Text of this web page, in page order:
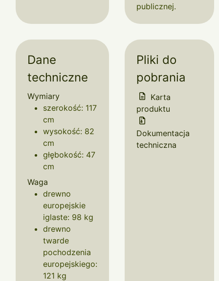
publicznej.
Dane
techniczne
Wymiary
szerokość: 117
cm
wysokość: 82
cm
głębokość: 47
cm
Waga
drewno
europejskie
iglaste: 98 kg
drewno
twarde
pochodzenia
europejskiego:
121 kg
Pliki do
pobrania
Karta
produktu
Dokumentacja
techniczna